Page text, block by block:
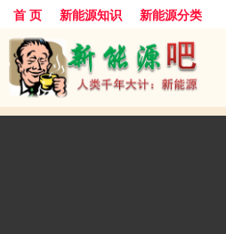
首 页 新能源知识 新能源分类